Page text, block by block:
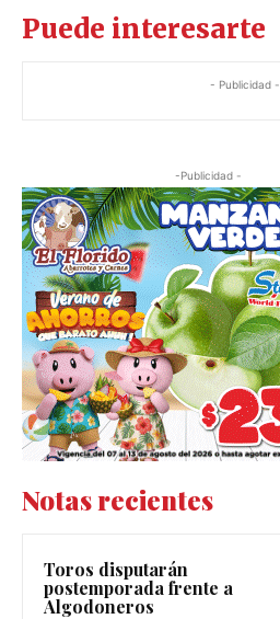
Puede interesarte
- Publicidad -
-Publicidad -
Notas recientes
Toros disputarán
postemporada frente a
Algodoneros